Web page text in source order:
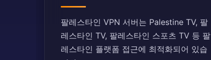
팔레스타인 VPN 서버는 Palestine TV, 팔
레스타인 TV, 팔레스타인 스포츠 TV 등 팔
레스타인 플랫폼 접근에 최적화되어 있습